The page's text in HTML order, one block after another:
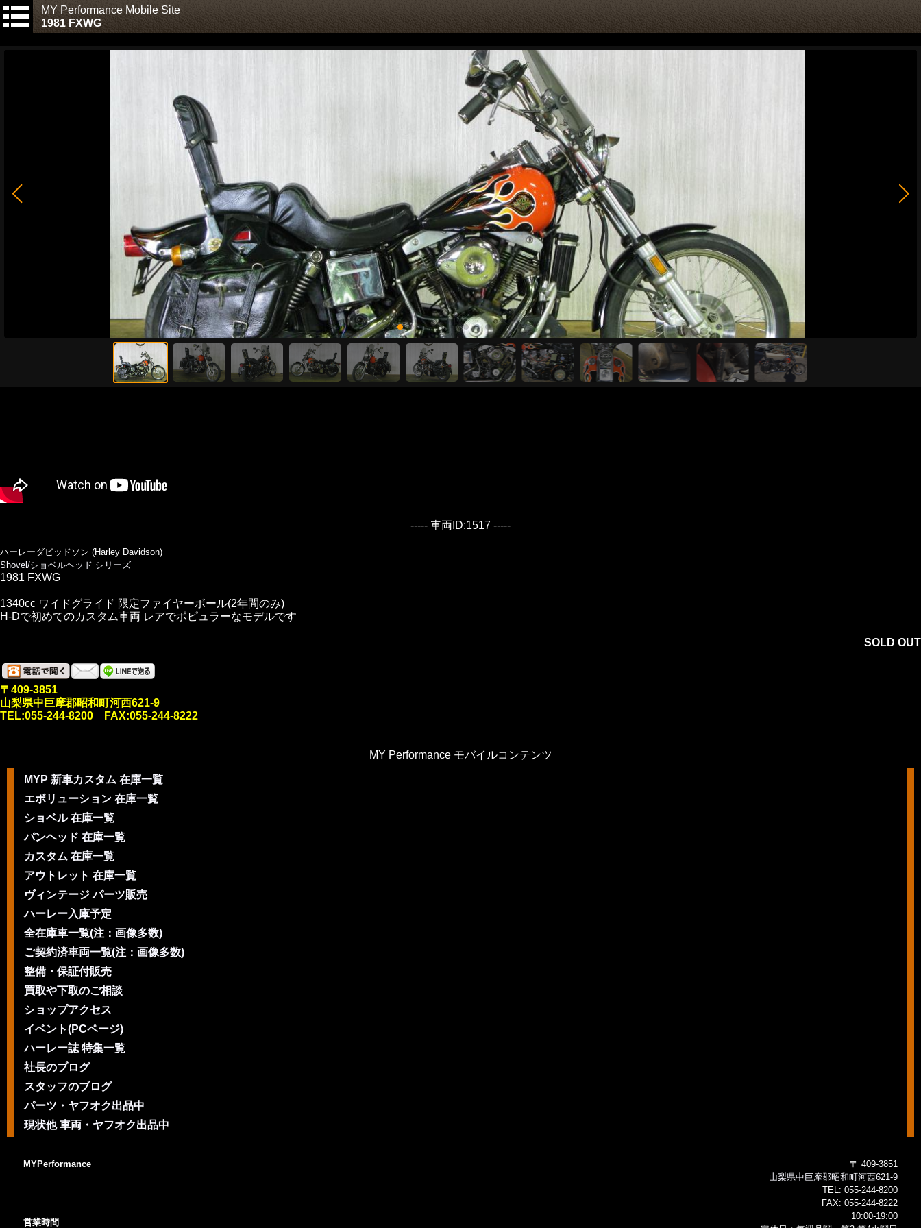
MY Performance Mobile Site
1981 FXWG
----- 車両ID:1517 -----
ハーレーダビッドソン (Harley Davidson)
Shovel/ショベルヘッド シリーズ
1981 FXWG
1340cc ワイドグライド 限定ファイヤーボール(2年間のみ)
H-Dで初めてのカスタム車両 レアでポピュラーなモデルです
SOLD OUT
〒409-3851
山梨県中巨摩郡昭和町河西621-9
TEL:055-244-8200 FAX:055-244-8222
MY Performance モバイルコンテンツ
MYP 新車カスタム 在庫一覧
エボリューション 在庫一覧
ショベル 在庫一覧
パンヘッド 在庫一覧
カスタム 在庫一覧
アウトレット 在庫一覧
ヴィンテージ パーツ販売
ハーレー入庫予定
全在庫車一覧(注：画像多数)
ご契約済車両一覧(注：画像多数)
整備・保証付販売
買取や下取のご相談
ショップアクセス
イベント(PCページ)
ハーレー誌 特集一覧
社長のブログ
スタッフのブログ
パーツ・ヤフオク出品中
現状他 車両・ヤフオク出品中
MYPerformance
〒 409-3851
山梨県中巨摩郡昭和町河西621-9
TEL: 055-244-8200
FAX: 055-244-8222
営業時間
10:00-19:00